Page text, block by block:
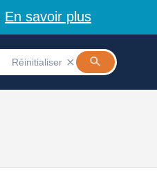
En savoir plus
Réinitialiser 